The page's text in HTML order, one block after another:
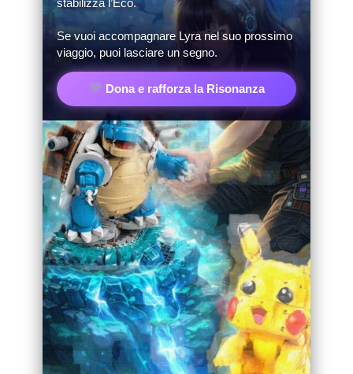
Se vuoi accompagnare Lyra nel suo prossimo
viaggio, puoi lasciare un segno.
Dona e rafforza la Risonanza